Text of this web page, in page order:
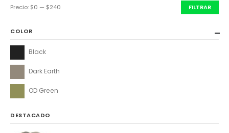
FILTRAR
Precio: $0 — $240
COLOR
Black
Dark Earth
OD Green
DESTACADO